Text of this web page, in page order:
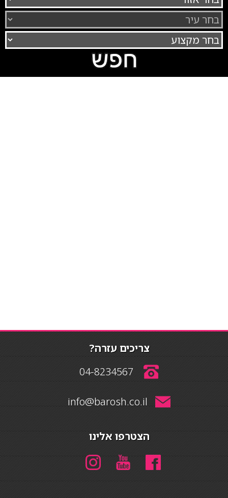
צריכים עזרה?
04-8234567
info@barosh.co.il
הצטרפו אלינו